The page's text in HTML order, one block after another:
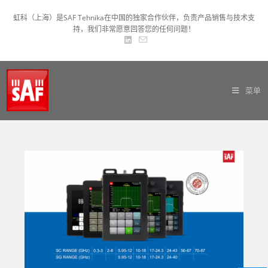
虹科（上海）是SAF Tehnika在中国的独家合作伙伴，负责产品销售与技术支
持，我们非常愿意回答您的任何问题！
菜单